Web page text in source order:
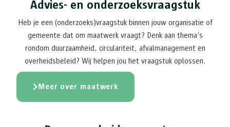
Advies- en onderzoeksvraagstuk
Heb je een (onderzoeks)vraagstuk binnen jouw organisatie of
gemeente dat om maatwerk vraagt? Denk aan thema’s
rondom duurzaamheid, circulariteit, afvalmanagement en
overheidsbeleid? Wij helpen jou het vraagstuk oplossen.
Meer over maatwerk